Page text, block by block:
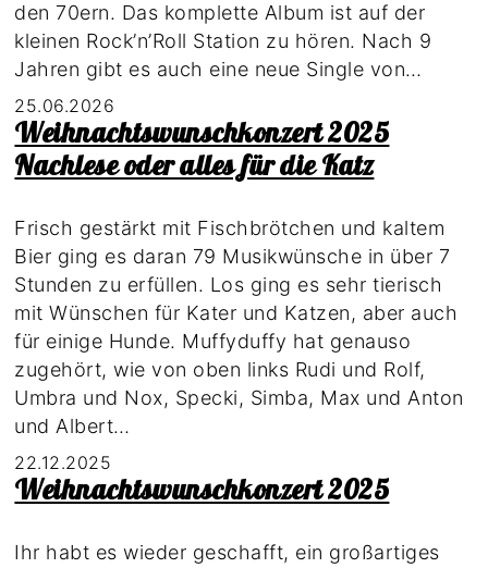
den 70ern. Das komplette Album ist auf der
kleinen Rock’n’Roll Station zu hören. Nach 9
Jahren gibt es auch eine neue Single von…
25.06.2026
Weihnachtswunschkonzert 2025
Nachlese oder alles für die Katz
Frisch gestärkt mit Fischbrötchen und kaltem
Bier ging es daran 79 Musikwünsche in über 7
Stunden zu erfüllen. Los ging es sehr tierisch
mit Wünschen für Kater und Katzen, aber auch
für einige Hunde. Muffyduffy hat genauso
zugehört, wie von oben links Rudi und Rolf,
Umbra und Nox, Specki, Simba, Max und Anton
und Albert…
22.12.2025
Weihnachtswunschkonzert 2025
Ihr habt es wieder geschafft, ein großartiges